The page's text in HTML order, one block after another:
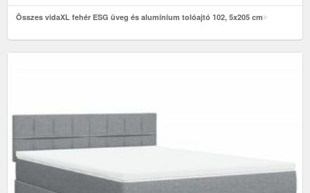
Összes vidaXL fehér ESG üveg és alumínium tolóajtó 102, 5x205 cm